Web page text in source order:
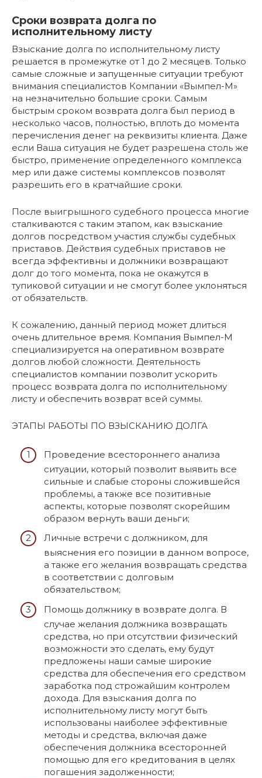
Сроки возврата долга по
исполнительному листу
Взыскание долга по исполнительному листу
решается в промежутке от 1 до 2 месяцев. Только
самые сложные и запущенные ситуации требуют
внимания специалистов Компании «Вымпел-М»
на незначительно большие сроки. Самым
быстрым сроком возврата долга был период в
несколько часов, полностью, вплоть до момента
перечисления денег на реквизиты клиента. Даже
если Ваша ситуация не будет разрешена столь же
быстро, применение определенного комплекса
мер или даже системы комплексов позволят
разрешить его в кратчайшие сроки.
После выигрышного судебного процесса многие
сталкиваются с таким этапом, как взыскание
долгов посредством участия службы судебных
приставов. Действия судебных приставов не
всегда эффективны и должники возвращают
долг до того момента, пока не окажутся в
тупиковой ситуации и не смогут более уклоняться
от обязательств.
К сожалению, данный период может длиться
очень длительное время. Компания Вымпел-М
специализируется на оперативном возврате
долгов любой сложности. Деятельность
специалистов компании позволит ускорить
процесс возврата долга по исполнительному
листу и обеспечить возврат всей суммы.
ЭТАПЫ РАБОТЫ ПО ВЗЫСКАНИЮ ДОЛГА
Проведение всестороннего анализа
ситуации, который позволит выявить все
сильные и слабые стороны сложившейся
проблемы, а также все позитивные
аспекты, которые позволят скорейшим
образом вернуть ваши деньги;
Личные встречи с должником, для
выяснения его позиции в данном вопросе,
а также его желания возвращать средства
в соответствии с долговым
обязательством;
Помощь должнику в возврате долга. В
случае желания должника возвращать
средства, но при отсутствии физический
возможности это сделать, ему будут
предложены наши самые широкие
средства для обеспечения его средством
заработка под строжайшим контролем
дохода. Для взыскания долга по
исполнительному листу могут быть
использованы наиболее эффективные
методы и средства, включая даже
обеспечения должника всесторонней
помощью для его кредитования в целях
погашения задолженности;